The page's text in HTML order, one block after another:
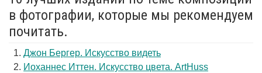
в фотографии, которые мы рекомендуем
почитать.
Джон Бергер. Искусство видеть
Иоханнес Иттен. Искусство цвета. ArtHuss